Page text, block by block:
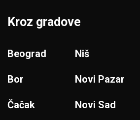
Kroz gradove
Beograd
Bor
Čačak
Niš
Novi Pazar
Novi Sad